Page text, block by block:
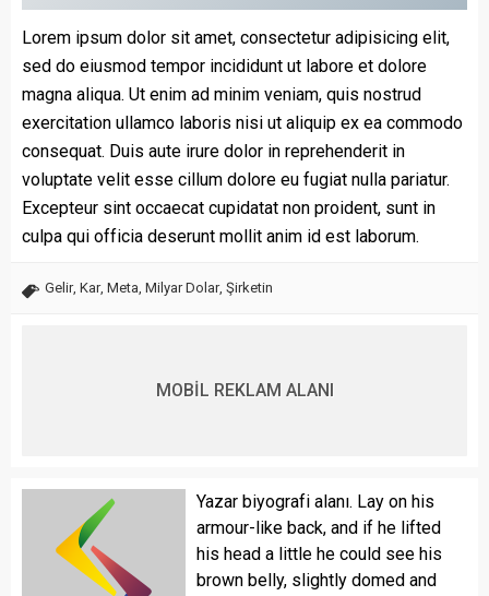
Lorem ipsum dolor sit amet, consectetur adipisicing elit,
sed do eiusmod tempor incididunt ut labore et dolore
magna aliqua. Ut enim ad minim veniam, quis nostrud
exercitation ullamco laboris nisi ut aliquip ex ea commodo
consequat. Duis aute irure dolor in reprehenderit in
voluptate velit esse cillum dolore eu fugiat nulla pariatur.
Excepteur sint occaecat cupidatat non proident, sunt in
culpa qui officia deserunt mollit anim id est laborum.
Gelir, Kar, Meta, Milyar Dolar, Şirketin
MOBİL REKLAM ALANI
Yazar biyografi alanı. Lay on his
armour-like back, and if he lifted
his head a little he could see his
brown belly, slightly domed and